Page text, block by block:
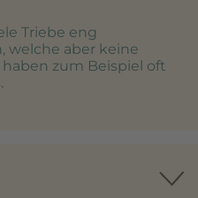
Triebe eng
welche aber keine
haben zum Beispiel oft